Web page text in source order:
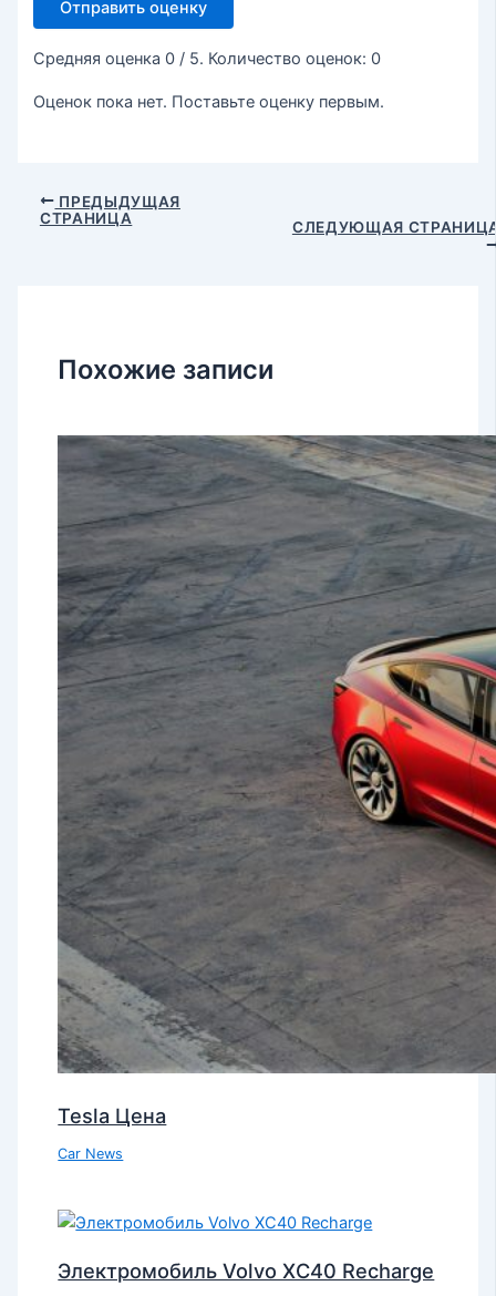
Отправить оценку
Средняя оценка 0 / 5. Количество оценок: 0
Оценок пока нет. Поставьте оценку первым.
ПРЕДЫДУЩАЯ
СТРАНИЦА
СЛЕДУЮЩАЯ
Похожие записи
Tesla Цена
Car News
Электромобиль Volvo XC40 Recharge